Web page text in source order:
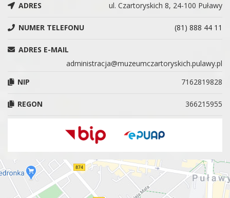
ADRES ul. Czartoryskich 8, 24-100 Puławy
NUMER TELEFONU (81) 888 44 11
ADRES E-MAIL
administracja@muzeumczartoryskich.pulawy.pl
NIP
7162819828
REGON 366215955